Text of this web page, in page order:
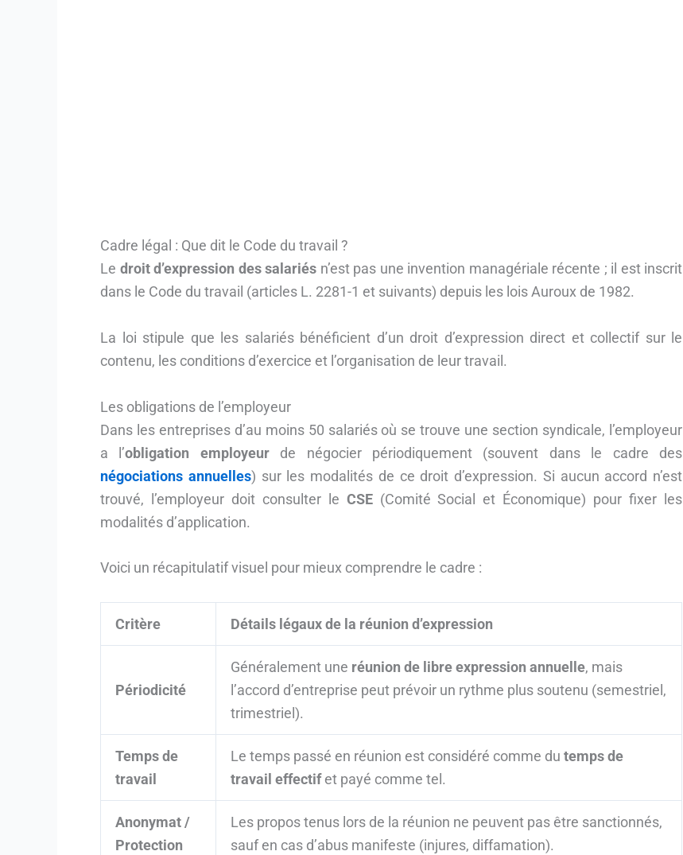
Cadre légal : Que dit le Code du travail ?
Le droit d’expression des salariés n’est pas une invention managériale récente ; il est inscrit
dans le Code du travail (articles L. 2281-1 et suivants) depuis les lois Auroux de 1982.
La loi stipule que les salariés bénéficient d’un droit d’expression direct et collectif sur le
contenu, les conditions d’exercice et l’organisation de leur travail.
Les obligations de l’employeur
Dans les entreprises d’au moins 50 salariés où se trouve une section syndicale, l’employeur
a l’obligation employeurde négocier périodiquement (souvent dans le cadre des
négociations annuelles) sur les modalités de ce droit d’expression. Si aucun accord n’est
trouvé, l’employeur doit consulter le CSE(Comité Social et Économique) pour fixer les
modalités d’application.
Voici un récapitulatif visuel pour mieux comprendre le cadre :
Critère Détails légaux de la réunion d’expression
Périodicité
Généralement une réunion de libre expression annuelle, mais
l’accord d’entreprise peut prévoir un rythme plus soutenu (semestriel,
trimestriel).
Temps de
travail
Le temps passé en réunion est considéré comme du temps de
travail effectifet payé comme tel.
Anonymat /
Protection
Les propos tenus lors de la réunion ne peuvent pas être sanctionnés,
sauf en cas d’abus manifeste (injures, diffamation).